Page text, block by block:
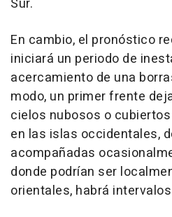
Sur.
En cambio, el pronóstico
iniciará un periodo de
acercamiento de una
modo, un primer frente
cielos nubosos o
en las islas occidentales,
acompañadas
donde podrían ser
orientales, habrá